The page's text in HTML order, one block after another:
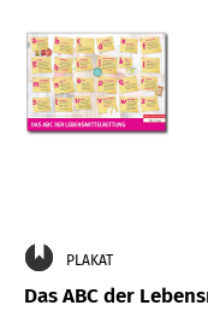
PLAKAT
Das ABC der